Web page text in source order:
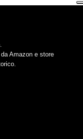
Amazon e store